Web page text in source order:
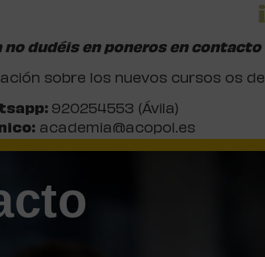
no dudéis en poneros en
sobre los nuevos cursos os
920254553 (Ávila)
academia@acopol.es